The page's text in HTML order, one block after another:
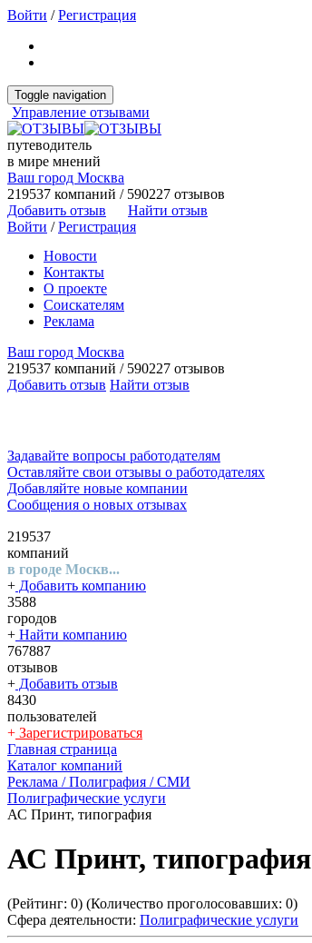
Войти /Регистрация
Toggle navigation
Управление отзывами
путеводитель
в мире мнений
Ваш город Москва
219537 компаний / 590227 отзывов
Добавить отзыв
Найти отзыв
Войти /Регистрация
Новости
Контакты
О проекте
Соискателям
Реклама
Ваш город Москва
219537 компаний / 590227 отзывов
Добавить отзыв Найти отзыв
Задавайте вопросы работодателям
Оставляйте свои отзывы о работодателях
Добавляйте новые компании
Сообщения о новых отзывах
219537
компаний
в городе Москв...
+ Добавить компанию
3588
городов
+ Найти компанию
767887
отзывов
+ Добавить отзыв
8430
пользователей
+ Зарегистрироваться
Главная страница
Каталог компаний
Реклама / Полиграфия / СМИ
Полиграфические услуги
АС Принт, типография
АС Принт, типография
(Рейтинг: 0) (Количество проголосовавших: 0)
Сфера деятельности: Полиграфические услуги